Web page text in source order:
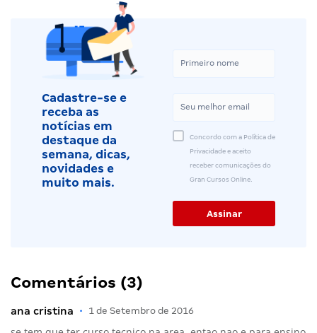
Cadastre-se e
receba as
notícias em
destaque da
semana, dicas,
novidades e
muito mais.
Concordo com a Política de
Privacidade e aceito
receber comunicações do
Gran Cursos Online.
Comentários (3)
ana cristina • 1 de Setembro de 2016